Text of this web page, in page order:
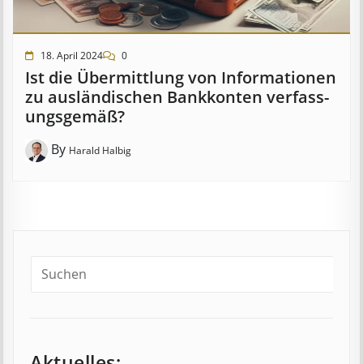
18. April 2024 0
Ist die Über­mitt­lung von In­for­mat­ion­en
zu aus­länd­isch­en Bank­kont­en ver­fass­
ungs­ge­mäß?
By Harald Halbig